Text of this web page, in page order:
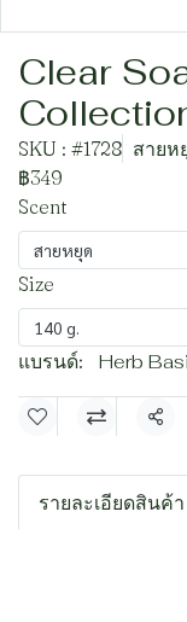
Clear
SKU : #1728 สายห
฿349
Scent
สายหยุด
Size
140 g.
แบรนด์: Herb
แชร์
รายละเอียดสินค้า